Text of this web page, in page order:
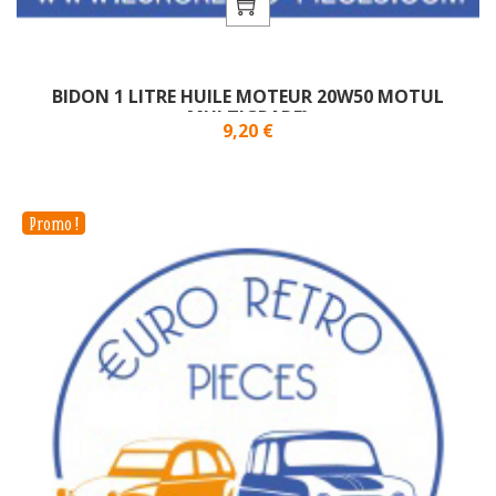
BIDON 1 LITRE HUILE MOTEUR 20W50 MOTUL
MULTIGRADE}
Prix
9,20 €
Promo !